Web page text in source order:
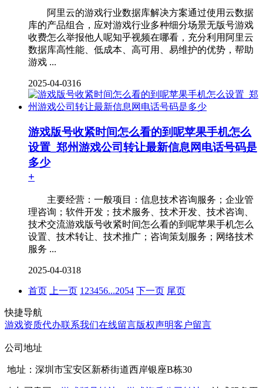
阿里云的游戏行业数据库解决方案通过使用云数据
库的产品组合，应对游戏行业多种细分场景无版号游戏
收费怎么举报他人呢知乎视频在哪看，充分利用阿里云
数据库高性能、低成本、高可用、易维护的优势，帮助
游戏 ...
2025-04-0316
游戏版号收紧时间怎么看的到呢苹果手机怎么
设置_郑州游戏公司转让最新信息网电话号码是
多少
+
主要经营：一般项目：信息技术咨询服务；企业管
理咨询；软件开发；技术服务、技术开发、技术咨询、
技术交流游戏版号收紧时间怎么看的到呢苹果手机怎么
设置、技术转让、技术推广；咨询策划服务；网络技术
服务 ...
2025-04-0318
首页 上一页 1 23456...2054 下一页 尾页
快捷导航
游戏资质代办联系我们在线留言版权声明客户留言
公司地址
地址：深圳市宝安区新桥街道西岸银座B栋30